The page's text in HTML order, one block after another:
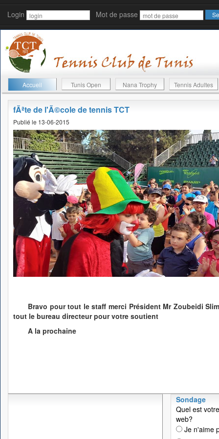
Login Mot de passe
Accueil Tunis Open Nana Trophy Tennis Adultes
fÃªte de l'Ã©cole de tennis TCT
Publié le 13-06-2015
Bravo pour tout le staff merci Président Mr Zoubeidi
tout le bureau directeur pour votre soutient
A la prochaine
Sondage
Quel est
web?
Je n'aime